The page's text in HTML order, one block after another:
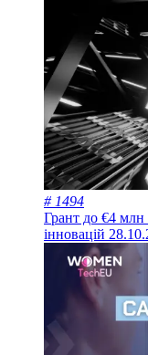
# 1494
Грант до €4 млн
інновацій